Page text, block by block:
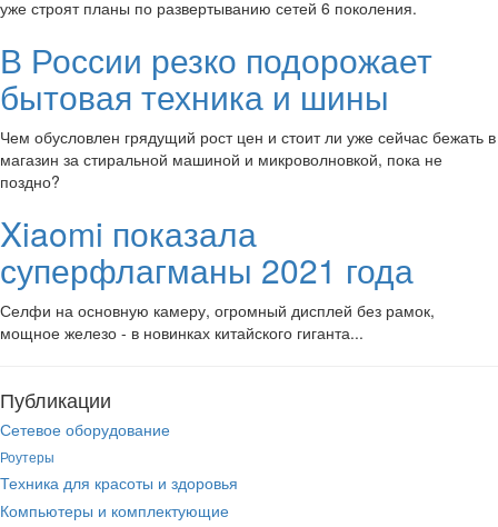
уже строят планы по развертыванию сетей 6 поколения.
В России резко подорожает
бытовая техника и шины
Чем обусловлен грядущий рост цен и стоит ли уже сейчас бежать в
магазин за стиральной машиной и микроволновкой, пока не
поздно?
Xiaomi показала
суперфлагманы 2021 года
Селфи на основную камеру, огромный дисплей без рамок,
мощное железо - в новинках китайского гиганта...
Публикации
Сетевое оборудование
Роутеры
Техника для красоты и здоровья
Компьютеры и комплектующие